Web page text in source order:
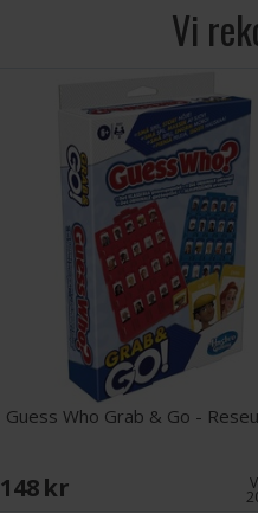
Vi
Guess Who Grab & Go -
148 SEK